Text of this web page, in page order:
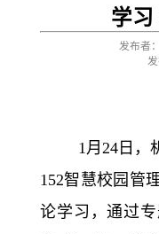
学习
发布者
1月 24日，
152智慧校园管
论学习，通过